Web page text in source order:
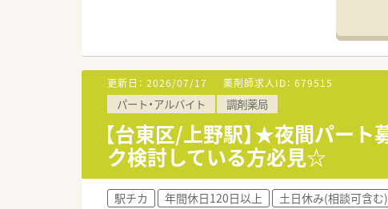
更新日： 2026/07/17 薬剤師求人ID： 679515
パート・アルバイト 調剤薬局
【台東区/上野駅】★夜間パー
ク検討している方必見☆
駅チカ 年間休日120日以上 土日休み(相談可含む)